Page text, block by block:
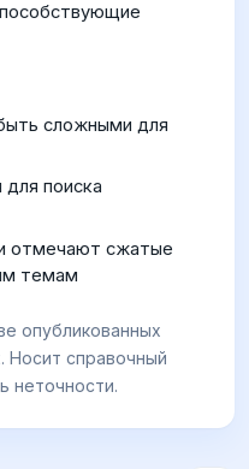
сложными для
поиска
отмечают сжатые
темам
опубликованных
Носит справочный
неточности.